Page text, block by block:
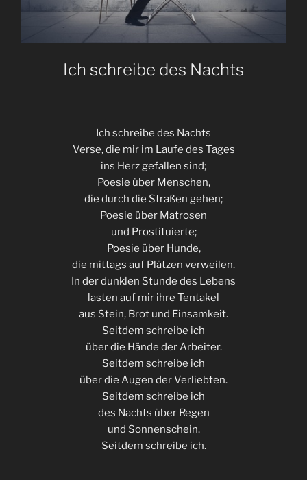
Ich schreibe des Nachts
Ich schreibe des Nachts
Verse, die mir im Laufe des Tages
ins Herz gefallen sind;
Poesie über Menschen,
die durch die Straßen gehen;
Poesie über Matrosen
und Prostituierte;
Poesie über Hunde,
die mittags auf Plätzen verweilen.
In der dunklen Stunde des Lebens
lasten auf mir ihre Tentakel
aus Stein, Brot und Einsamkeit.
Seitdem schreibe ich
über die Hände der Arbeiter.
Seitdem schreibe ich
über die Augen der Verliebten.
Seitdem schreibe ich
des Nachts über Regen
und Sonnenschein.
Seitdem schreibe ich.